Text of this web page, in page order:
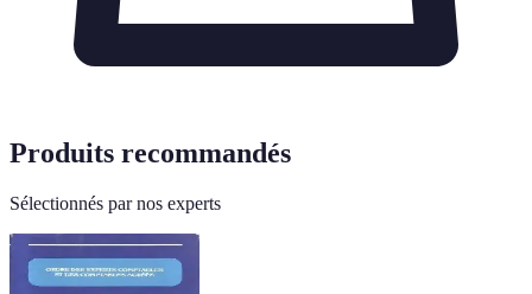
Produits recommandés
Sélectionnés par nos experts